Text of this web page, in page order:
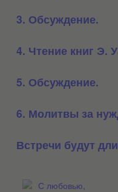
3. Обсуждение.
4. Чтение книг Э.
5. Обсуждение.
6. Молитвы за
Встречи будут
С любовью,